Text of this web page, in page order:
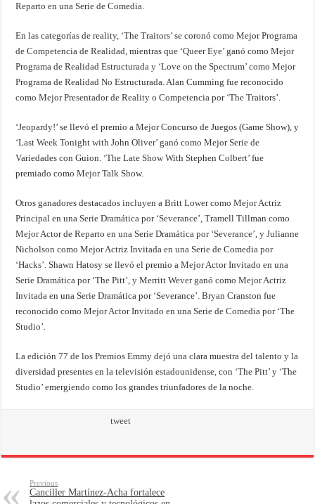
Reparto en una Serie de Comedia.
En las categorías de reality, ‘The Traitors’ se coronó como Mejor Programa
de Competencia de Realidad, mientras que ‘Queer Eye’ ganó como Mejor
Programa de Realidad Estructurada y ‘Love on the Spectrum’ como Mejor
Programa de Realidad No Estructurada. Alan Cumming fue reconocido
como Mejor Presentador de Reality o Competencia por ‘The Traitors’.
‘Jeopardy!’ se llevó el premio a Mejor Concurso de Juegos (Game Show), y
‘Last Week Tonight with John Oliver’ ganó como Mejor Serie de
Variedades con Guion. ‘The Late Show With Stephen Colbert’ fue
premiado como Mejor Talk Show.
Otros ganadores destacados incluyen a Britt Lower como Mejor Actriz
Principal en una Serie Dramática por ‘Severance’, Tramell Tillman como
Mejor Actor de Reparto en una Serie Dramática por ‘Severance’, y Julianne
Nicholson como Mejor Actriz Invitada en una Serie de Comedia por
‘Hacks’. Shawn Hatosy se llevó el premio a Mejor Actor Invitado en una
Serie Dramática por ‘The Pitt’, y Merritt Wever ganó como Mejor Actriz
Invitada en una Serie Dramática por ‘Severance’. Bryan Cranston fue
reconocido como Mejor Actor Invitado en una Serie de Comedia por ‘The
Studio’.
La edición 77 de los Premios Emmy dejó una clara muestra del talento y la
diversidad presentes en la televisión estadounidense, con ‘The Pitt’ y ‘The
Studio’ emergiendo como los grandes triunfadores de la noche.
tweet
Previous
Canciller Martínez-Acha fortalece